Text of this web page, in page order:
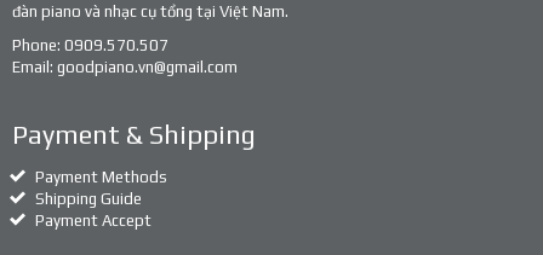
đàn piano và nhạc cụ tổng tại Việt Nam.
Phone: 0909.570.507
Email: goodpiano.vn@gmail.com
Payment & Shipping
Payment Methods
Shipping Guide
Payment Accept